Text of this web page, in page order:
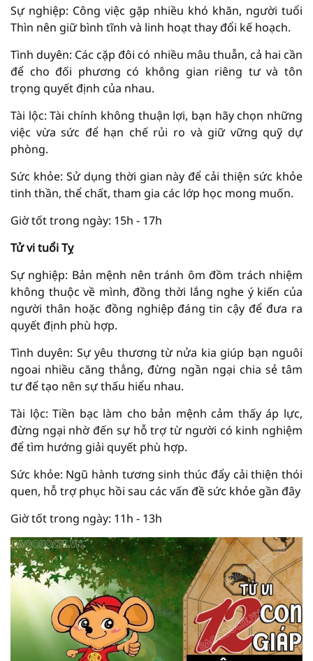
Sự nghiệp: Công việc gặp nhiều khó khăn, người tuổi
Thìn nên giữ bình tĩnh và linh hoạt thay đổi kế hoạch.
Tình duyên: Các cặp đôi có nhiều mâu thuẫn, cả hai cần
để cho đối phương có không gian riêng tư và tôn
trọng quyết định của nhau.
Tài lộc: Tài chính không thuận lợi, bạn hãy chọn những
việc vừa sức để hạn chế rủi ro và giữ vững quỹ dự
phòng.
Sức khỏe: Sử dụng thời gian này để cải thiện sức khỏe
tinh thần, thể chất, tham gia các lớp học mong muốn.
Giờ tốt trong ngày: 15h - 17h
Tử vi tuổi Tỵ
Sự nghiệp: Bản mệnh nên tránh ôm đồm trách nhiệm
không thuộc về mình, đồng thời lắng nghe ý kiến của
người thân hoặc đồng nghiệp đáng tin cậy để đưa ra
quyết định phù hợp.
Tình duyên: Sự yêu thương từ nửa kia giúp bạn nguôi
ngoai nhiều căng thẳng, đừng ngần ngại chia sẻ tâm
tư để tạo nên sự thấu hiểu nhau.
Tài lộc: Tiền bạc làm cho bản mệnh cảm thấy áp lực,
đừng ngại nhờ đến sự hỗ trợ từ người có kinh nghiệm
để tìm hướng giải quyết phù hợp.
Sức khỏe: Ngũ hành tương sinh thúc đẩy cải thiện thói
quen, hỗ trợ phục hồi sau các vấn đề sức khỏe gần đây
Giờ tốt trong ngày: 11h - 13h